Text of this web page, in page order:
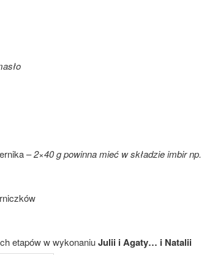
–2×40 g powinna mieć w składzie imbir np.
etapów w wykonaniuJulii i Agaty… i Natalii